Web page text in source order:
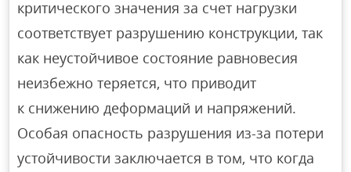
критического значения за счет нагрузки
соответствует разрушению конструкции, так
как неустойчивое состояние равновесия
неизбежно теряется, что приводит
к снижению деформаций и напряжений.
Особая опасность разрушения из-за потери
устойчивости заключается в том, что когда